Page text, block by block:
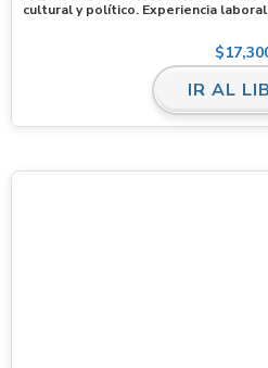
cultural y político. Experiencia laboral
$
IR AL